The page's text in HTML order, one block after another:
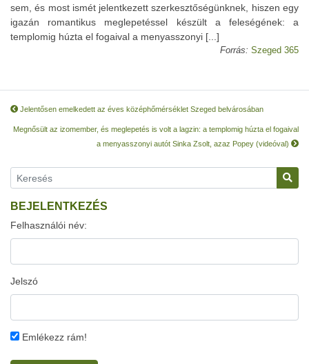
sem, és most ismét jelentkezett szerkesztőségünknek, hiszen egy
igazán romantikus meglepetéssel készült a feleségének: a
templomig húzta el fogaival a menyasszonyi [...]
Forrás: Szeged 365
Jelentősen emelkedett az éves középhőmérséklet Szeged belvárosában
Megnősült az izomember, és meglepetés is volt a lagzin: a templomig húzta el fogaival
a menyasszonyi autót Sinka Zsolt, azaz Popey (videóval)
BEJELENTKEZÉS
Felhasználói név:
Jelszó
Emlékezz rám!